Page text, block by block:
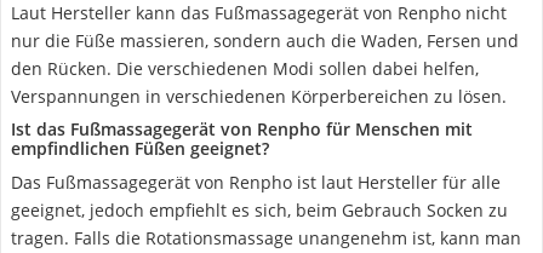
Laut Hersteller kann das Fußmassagegerät von Renpho nicht
nur die Füße massieren, sondern auch die Waden, Fersen und
den Rücken. Die verschiedenen Modi sollen dabei helfen,
Verspannungen in verschiedenen Körperbereichen zu lösen.
Ist das Fußmassagegerät von Renpho für Menschen mit
empfindlichen Füßen geeignet?
Das Fußmassagegerät von Renpho ist laut Hersteller für alle
geeignet, jedoch empfiehlt es sich, beim Gebrauch Socken zu
tragen. Falls die Rotationsmassage unangenehm ist, kann man